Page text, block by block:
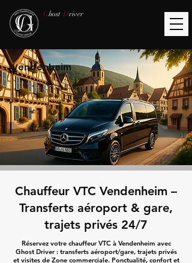
Ghost Driver
Vendenheim
Chauffeur VTC Vendenheim –
Transferts aéroport & gare,
trajets privés 24/7
Réservez votre chauffeur VTC à Vendenheim avec
Ghost Driver : transferts aéroport/gare, trajets privés
et visites de Zone commerciale. Ponctualité, confort et